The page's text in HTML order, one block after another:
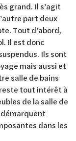
grand. Il s’agit
part deux
Tout d’abord,
Il est donc
Ils sont
mais aussi et
salle de bains
reste tout intérêt à
de la salle de
dans les